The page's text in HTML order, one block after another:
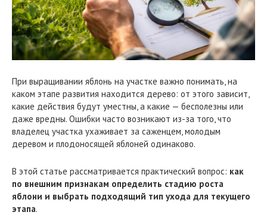
При выращивании яблонь на участке важно понимать, на
каком этапе развития находится дерево: от этого зависит,
какие действия будут уместны, а какие — бесполезны или
даже вредны. Ошибки часто возникают из-за того, что
владелец участка ухаживает за саженцем, молодым
деревом и плодоносящей яблоней одинаково.
В этой статье рассматривается практический вопрос: как
по внешним признакам определить стадию роста
яблони и выбрать подходящий тип ухода для текущего
этапа.